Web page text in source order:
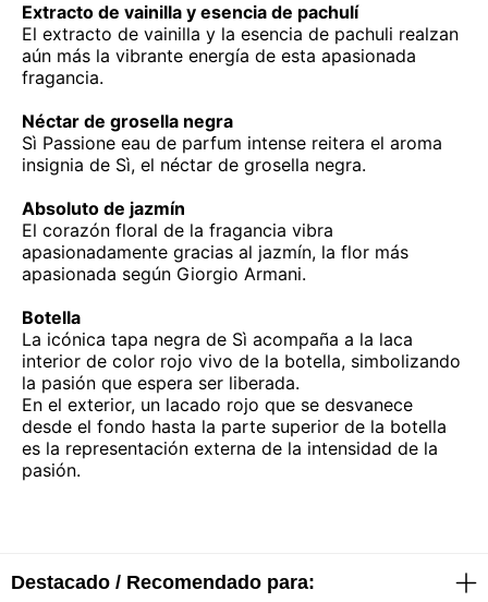
Extracto de vainilla y esencia de pachulí
El extracto de vainilla y la esencia de pachuli realzan
aún más la vibrante energía de esta apasionada
fragancia.
Néctar de grosella negra
Sì Passione eau de parfum intense reitera el aroma
insignia de Sì, el néctar de grosella negra.
Absoluto de jazmín
El corazón floral de la fragancia vibra
apasionadamente gracias al jazmín, la flor más
apasionada según Giorgio Armani.
Botella
La icónica tapa negra de Sì acompaña a la laca
interior de color rojo vivo de la botella, simbolizando
la pasión que espera ser liberada.
En el exterior, un lacado rojo que se desvanece
desde el fondo hasta la parte superior de la botella
es la representación externa de la intensidad de la
pasión.
Destacado / Recomendado para: